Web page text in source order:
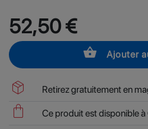
52,50 €
shopping_basket Ajouter
package_2 Retirez gratuitement en
shopping_bag Ce produit est disponible à